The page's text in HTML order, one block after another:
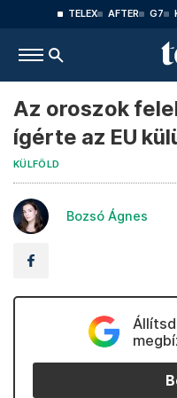
TELEX AFTER G7
Az oroszok
ígérte az EU
KÜLFÖLD
Bozsó Ágnes